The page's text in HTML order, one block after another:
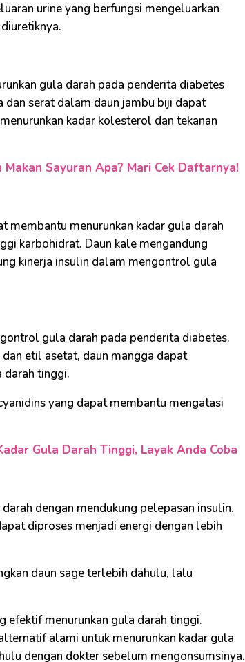
urine yang berfungsi mengeluarkan
gula darah pada penderita diabetes
dan serat dalam daun jambu biji dapat
kadar kolesterol dan tekanan
Sayuran Apa? Mari Cek Daftarnya!
membantu menurunkan kadar gula darah
karbohidrat. Daun kale mengandung
kinerja insulin dalam mengontrol gula
gula darah pada penderita diabetes.
etil asetat, daun mangga dapat
tinggi.
yang dapat membantu mengatasi
Gula Darah Tinggi, Layak Anda Coba
dengan mendukung pelepasan insulin.
diproses menjadi energi dengan lebih
daun sage terlebih dahulu, lalu
efektif menurunkan gula darah tinggi.
alami untuk menurunkan kadar gula
dengan dokter sebelum mengonsumsinya.